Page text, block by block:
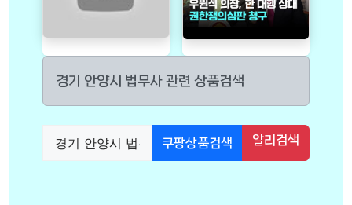
경기 안양시 법무사 관련 상품검색
쿠팡상품검색 알리검색